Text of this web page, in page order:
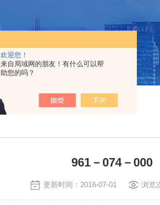
欢迎您！
来自局域网的朋友！有什么可以帮
助您的吗？
961－074－000
更新时间：2016-07-01 浏览